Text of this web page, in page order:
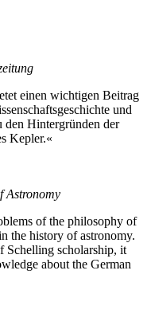
einen wichtigen Beitrag
und
den Hintergründen der
Kepler.«
Astronomy
of the philosophy of
the history of astronomy.
Schelling scholarship, it
about the German